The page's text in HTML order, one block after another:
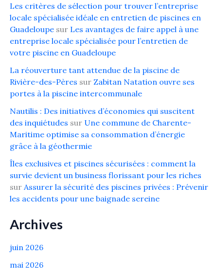
Les critères de sélection pour trouver l’entreprise
locale spécialisée idéale en entretien de piscines en
Guadeloupe sur Les avantages de faire appel à une
entreprise locale spécialisée pour l’entretien de
votre piscine en Guadeloupe
La réouverture tant attendue de la piscine de
Rivière-des-Pères sur Zabitan Natation ouvre ses
portes à la piscine intercommunale
Nautilis : Des initiatives d’économies qui suscitent
des inquiétudes sur Une commune de Charente-
Maritime optimise sa consommation d’énergie
grâce à la géothermie
Îles exclusives et piscines sécurisées : comment la
survie devient un business florissant pour les riches
sur Assurer la sécurité des piscines privées : Prévenir
les accidents pour une baignade sereine
Archives
juin 2026
mai 2026